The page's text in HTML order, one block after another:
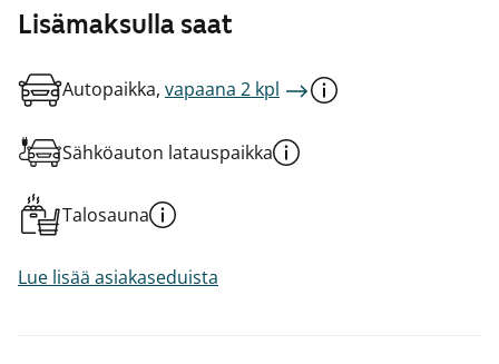
Lisämaksulla saat
Autopaikka, vapaana 2 kpl
Sähköauton latauspaikka
Talosauna
Lue lisää asiakaseduista